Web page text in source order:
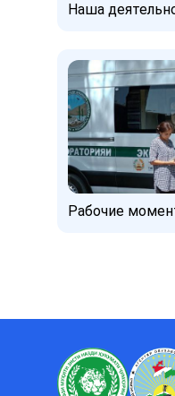
Наша
Рабочие